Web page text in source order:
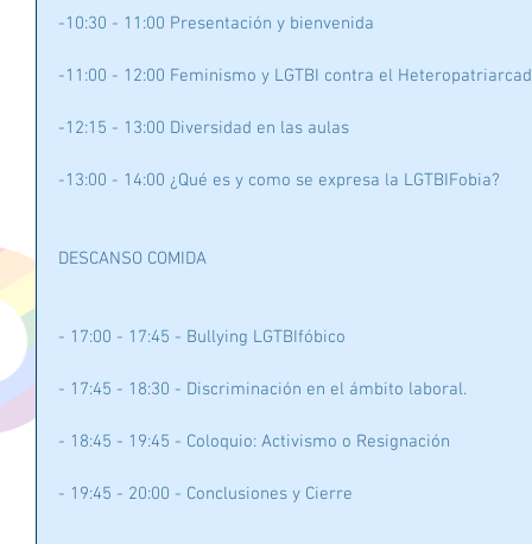
-10:30 - 11:00 Presentación y bienvenida
-11:00 - 12:00 Feminismo y LGTBI contra el
-12:15 - 13:00 Diversidad en las aulas
-13:00 - 14:00 ¿Qué es y como se expresa la LGTBIFobia?
DESCANSO COMIDA
- 17:00 - 17:45 - Bullying LGTBIfóbico
- 17:45 - 18:30 - Discriminación en el ámbito laboral.
- 18:45 - 19:45 - Coloquio: Activismo o Resignación
- 19:45 - 20:00 - Conclusiones y Cierre